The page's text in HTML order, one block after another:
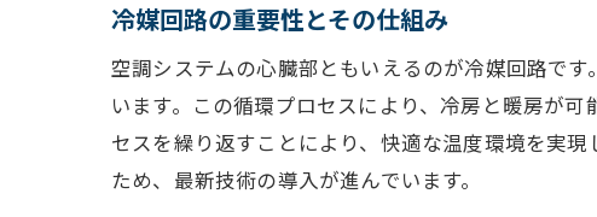
冷媒回路の重要性とその仕組み
空調システムの心臓部ともいえるのが冷媒回路で
います。この循環プロセスにより、冷房と暖房が
セスを繰り返すことにより、快適な温度環境を実
ため、最新技術の導入が進んでいます。